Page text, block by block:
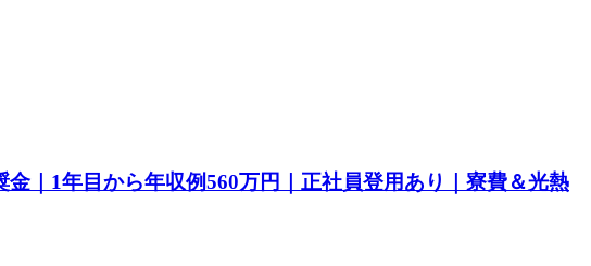
｜1年目から年収例560万円｜正社員登用あり｜寮費＆光熱